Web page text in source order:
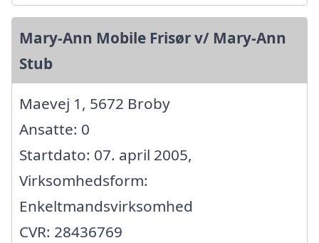
Mary-Ann Mobile Frisør v/ Mary-Ann
Stub
Maevej 1, 5672 Broby
Ansatte: 0
Startdato: 07. april 2005,
Virksomhedsform:
Enkeltmandsvirksomhed
CVR: 28436769